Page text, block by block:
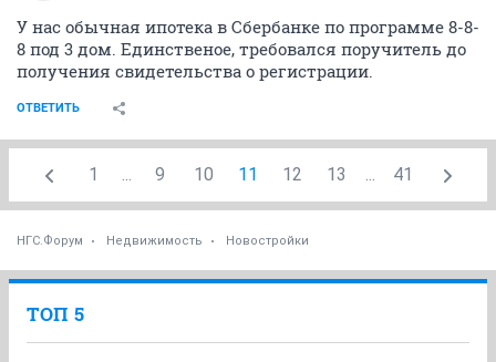
У нас обычная ипотека в Сбербанке по программе 8-8-
8 под 3 дом. Единственое, требовался поручитель до
получения свидетельства о регистрации.
ОТВЕТИТЬ
1 ... 9 10 11 12 13 ... 41
НГС.Форум Недвижимость Новостройки
ТОП 5